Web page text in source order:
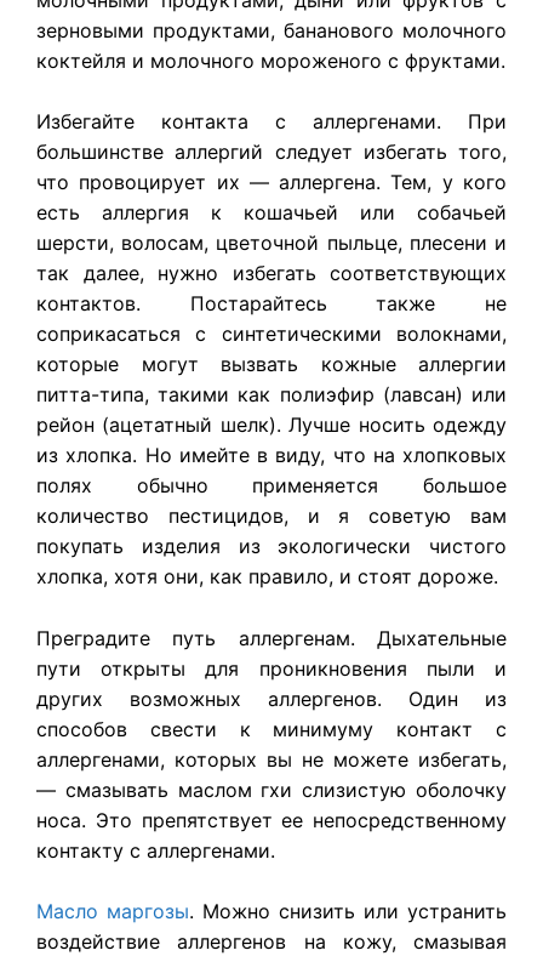
зерновыми продуктами, бананового молочного
коктейля и молочного мороженого с фруктами.
Избегайте контакта с аллергенами. При
большинстве аллергий следует избегать того,
что провоцирует их — аллергена. Тем, у кого
есть аллергия к кошачьей или собачьей
шерсти, волосам, цветочной пыльце, плесени и
так далее, нужно избегать соответствующих
контактов. Постарайтесь также не
соприкасаться с синтетическими волокнами,
которые могут вызвать кожные аллергии
питта-типа, такими как полиэфир (лавсан) или
рейон (ацетатный шелк). Лучше носить одежду
из хлопка. Но имейте в виду, что на хлопковых
полях обычно применяется большое
количество пестицидов, и я советую вам
покупать изделия из экологически чистого
хлопка, хотя они, как правило, и стоят дороже.
Преградите путь аллергенам. Дыхательные
пути открыты для проникновения пыли и
других возможных аллергенов. Один из
способов свести к минимуму контакт с
аллергенами, которых вы не можете избегать,
— смазывать маслом гхи слизистую оболочку
носа. Это препятствует ее непосредственному
контакту с аллергенами.
Масло маргозы. Можно снизить или устранить
воздействие аллергенов на кожу, смазывая